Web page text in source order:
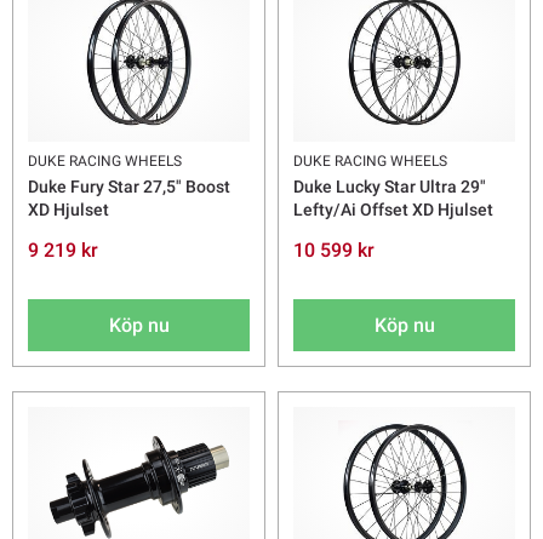
DUKE RACING WHEELS
Duke Fury Star 27,5" Boost
XD Hjulset
9 219 kr
Köp nu
DUKE RACING WHEELS
Duke Lucky Star Ultra 29"
Lefty/Ai Offset XD Hjulset
10 599 kr
Köp nu